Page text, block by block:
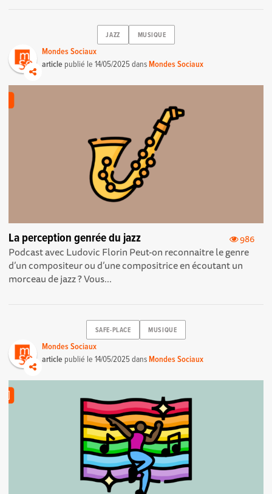
JAZZ MUSIQUE
Mondes Sociaux
article publié le14/05/2025dansMondes Sociaux
986
La perception genrée du jazz
Podcast avec Ludovic Florin Peut-on reconnaitre le genre
d’un compositeur ou d’une compositrice en écoutant un
morceau de jazz ? Vous...
SAFE-PLACE MUSIQUE
Mondes Sociaux
article publié le14/05/2025dansMondes Sociaux